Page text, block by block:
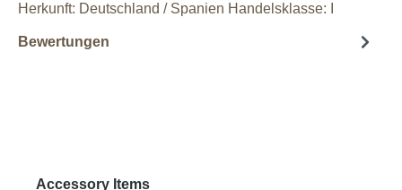
Herkunft: Deutschland / Spanien Handelsklasse: I
Bewertungen
Produktgalerie überspringen
Accessory Items